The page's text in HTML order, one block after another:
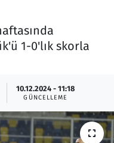
1-0'lık skorla
10.12.2024 - 11:18
GÜNCELLEME